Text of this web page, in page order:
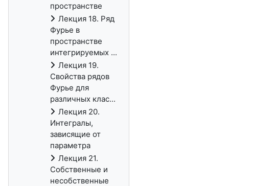
пространстве
Лекция 18. Ряд
Фурье в
пространстве
интегрируемых ...
Лекция 19.
Свойства рядов
Фурье для
различных клас...
Лекция 20.
Интегралы,
зависящие от
параметра
Лекция 21.
Собственные и
несобственные